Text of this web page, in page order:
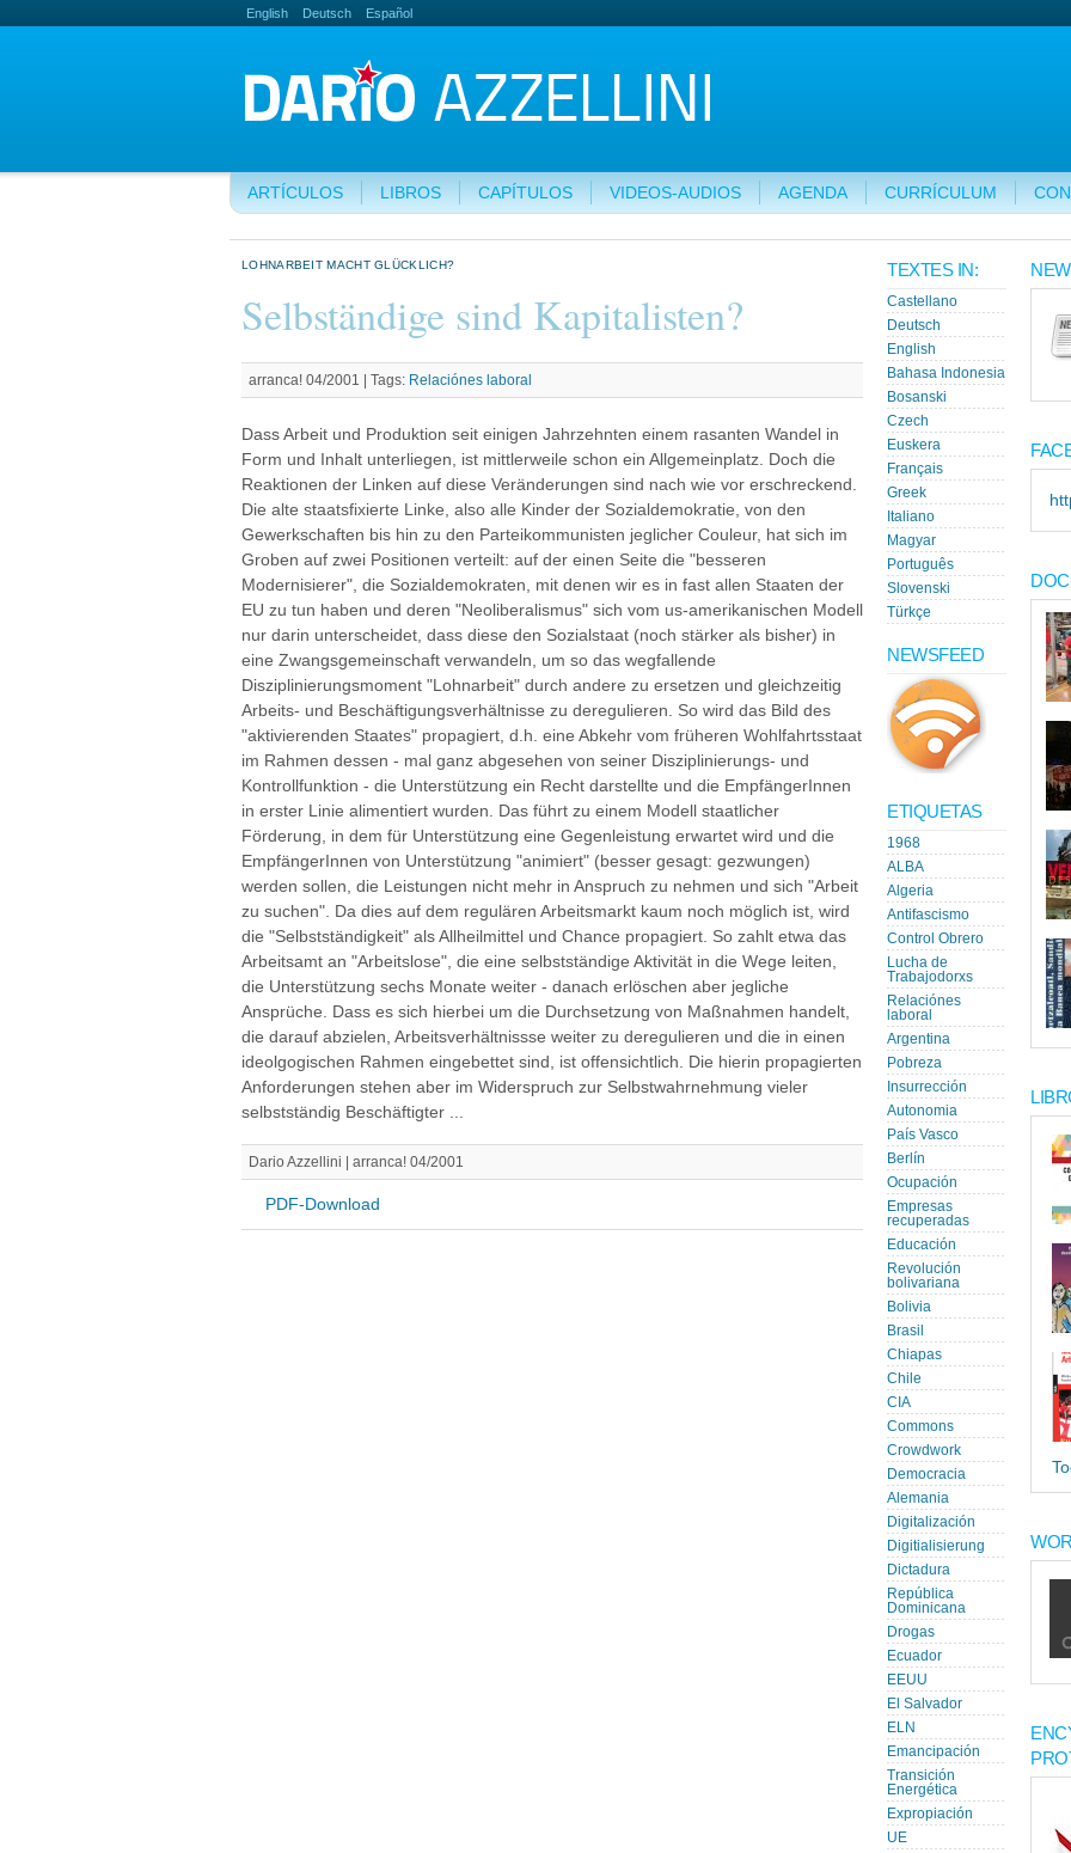
English Deutsch Español
ARTÍCULOS LIBROS CAPÍTULOS VIDEOS-AUDIOS AGENDA CURRÍCULUM
LOHNARBEIT MACHT GLÜCKLICH?
Selbständige sind Kapitalisten?
arranca! 04/2001 | Tags: Relaciónes laboral
Dass Arbeit und Produktion seit einigen Jahrzehnten einem rasanten Wandel in
Form und Inhalt unterliegen, ist mittlerweile schon ein Allgemeinplatz. Doch die
Reaktionen der Linken auf diese Veränderungen sind nach wie vor erschreckend.
Die alte staatsfixierte Linke, also alle Kinder der Sozialdemokratie, von den
Gewerkschaften bis hin zu den Parteikommunisten jeglicher Couleur, hat sich im
Groben auf zwei Positionen verteilt: auf der einen Seite die "besseren
Modernisierer", die Sozialdemokraten, mit denen wir es in fast allen Staaten der
EU zu tun haben und deren "Neoliberalismus" sich vom us-amerikanischen Modell
nur darin unterscheidet, dass diese den Sozialstaat (noch stärker als bisher) in
eine Zwangsgemeinschaft verwandeln, um so das wegfallende
Disziplinierungsmoment "Lohnarbeit" durch andere zu ersetzen und gleichzeitig
Arbeits- und Beschäftigungsverhältnisse zu deregulieren. So wird das Bild des
"aktivierenden Staates" propagiert, d.h. eine Abkehr vom früheren Wohlfahrtsstaat
im Rahmen dessen - mal ganz abgesehen von seiner Disziplinierungs- und
Kontrollfunktion - die Unterstützung ein Recht darstellte und die EmpfängerInnen
in erster Linie alimentiert wurden. Das führt zu einem Modell staatlicher
Förderung, in dem für Unterstützung eine Gegenleistung erwartet wird und die
EmpfängerInnen von Unterstützung "animiert" (besser gesagt: gezwungen)
werden sollen, die Leistungen nicht mehr in Anspruch zu nehmen und sich "Arbeit
zu suchen". Da dies auf dem regulären Arbeitsmarkt kaum noch möglich ist, wird
die "Selbstständigkeit" als Allheilmittel und Chance propagiert. So zahlt etwa das
Arbeitsamt an "Arbeitslose", die eine selbstständige Aktivität in die Wege leiten,
die Unterstützung sechs Monate weiter - danach erlöschen aber jegliche
Ansprüche. Dass es sich hierbei um die Durchsetzung von Maßnahmen handelt,
die darauf abzielen, Arbeitsverhältnissse weiter zu deregulieren und die in einen
ideolgogischen Rahmen eingebettet sind, ist offensichtlich. Die hierin propagierten
Anforderungen stehen aber im Widerspruch zur Selbstwahrnehmung vieler
selbstständig Beschäftigter ...
Dario Azzellini | arranca! 04/2001
PDF-Download
TEXTES IN:
Castellano
Deutsch
English
Bahasa Indonesia
Bosanski
Czech
Euskera
Français
Greek
Italiano
Magyar
Português
Slovenski
Türkçe
NEWSFEED
ETIQUETAS
1968
ALBA
Algeria
Antifascismo
Control Obrero
Lucha de
Trabajodorxs
Relaciónes
laboral
Argentina
Pobreza
Insurrección
Autonomia
País Vasco
Berlín
Ocupación
Empresas
recuperadas
Educación
Revolución
bolivariana
Bolivia
Brasil
Chiapas
Chile
CIA
Commons
Crowdwork
Democracia
Alemania
Digitalización
Digitialisierung
Dictadura
República
Dominicana
Drogas
Ecuador
EEUU
El Salvador
ELN
Emancipación
Transición
Energética
Expropiación
UE